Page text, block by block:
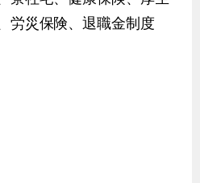
労災保険、退職金制度